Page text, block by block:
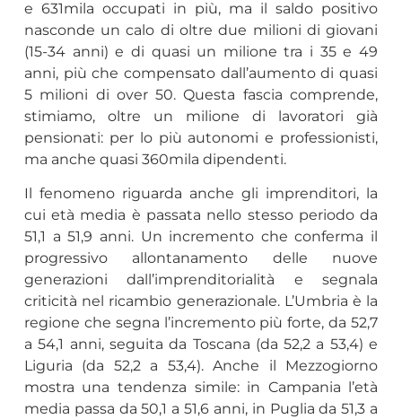
e 631mila occupati in più, ma il saldo positivo
nasconde un calo di oltre due milioni di giovani
(15-34 anni) e di quasi un milione tra i 35 e 49
anni, più che compensato dall’aumento di quasi
5 milioni di over 50. Questa fascia comprende,
stimiamo, oltre un milione di lavoratori già
pensionati: per lo più autonomi e professionisti,
ma anche quasi 360mila dipendenti.
Il fenomeno riguarda anche gli imprenditori, la
cui età media è passata nello stesso periodo da
51,1 a 51,9 anni. Un incremento che conferma il
progressivo allontanamento delle nuove
generazioni dall’imprenditorialità e segnala
criticità nel ricambio generazionale. L’Umbria è la
regione che segna l’incremento più forte, da 52,7
a 54,1 anni, seguita da Toscana (da 52,2 a 53,4) e
Liguria (da 52,2 a 53,4). Anche il Mezzogiorno
mostra una tendenza simile: in Campania l’età
media passa da 50,1 a 51,6 anni, in Puglia da 51,3 a